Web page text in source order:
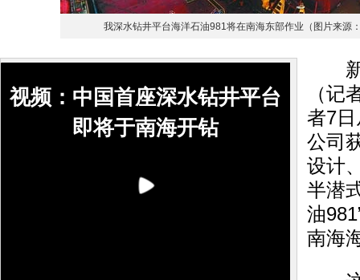
我深水钻井平台海洋石油981将在南海东部作业（图片来源
视频：中国首座深水钻井平台
即将于南海开钻
新
（记
者7
公司
设计
半潜
油
南海